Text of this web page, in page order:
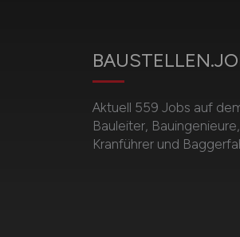
Aktuell 559 Jobs auf
Bauleiter,
Kranführer und